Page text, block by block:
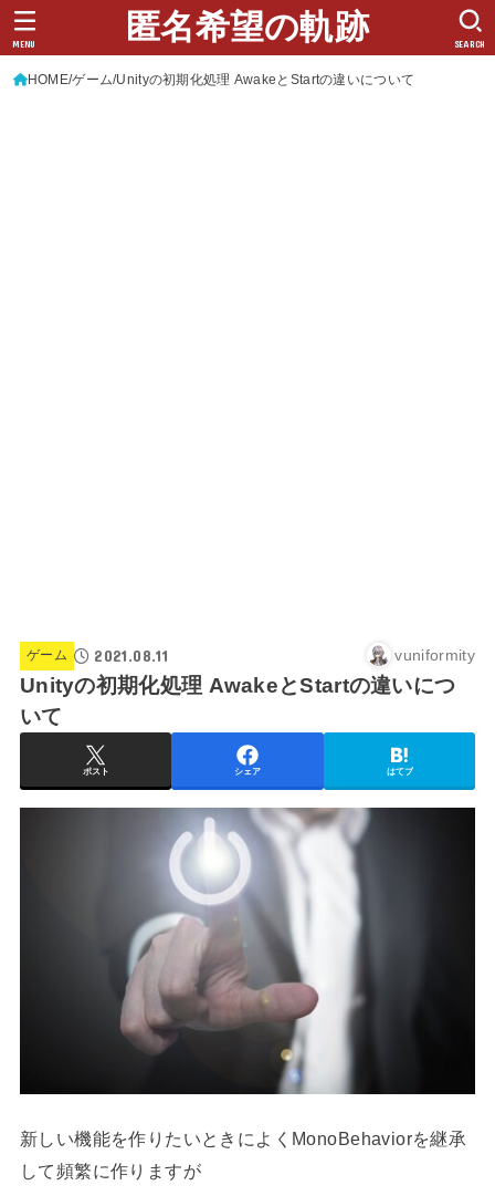
匿名希望の軌跡 SEARCH
MENU
HOME ゲーム Unityの初期化処理 AwakeとStartの違いについて
ゲーム 2021.08.11 vuniformity
Unityの初期化処理 AwakeとStartの違いにつ
いて
ポスト シェア はてブ
新しい機能を作りたいときによくMonoBehaviorを継承
して頻繁に作りますが